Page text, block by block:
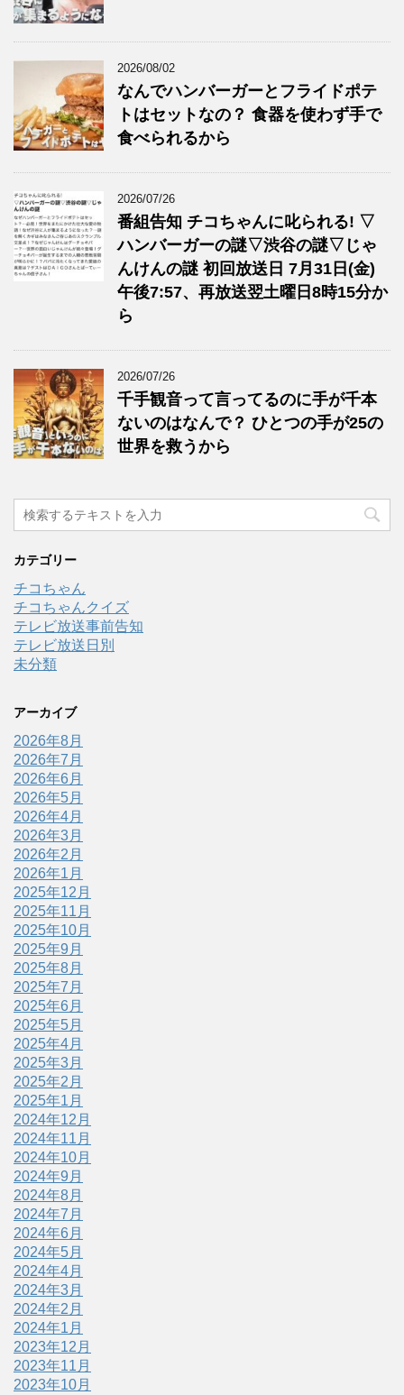
2026/08/02
なんでハンバーガーとフライドポテ
トはセットなの？ 食器を使わず手で
食べられるから
2026/07/26
番組告知 チコちゃんに叱られる! ▽
ハンバーガーの謎▽渋谷の謎▽じゃ
んけんの謎 初回放送日 7月31日(金)
午後7:57、再放送翌土曜日8時15分か
ら
2026/07/26
千手観音って言ってるのに手が千本
ないのはなんで？ ひとつの手が25の
世界を救うから
カテゴリー
チコちゃん
チコちゃんクイズ
テレビ放送事前告知
テレビ放送日別
未分類
アーカイブ
2026年8月
2026年7月
2026年6月
2026年5月
2026年4月
2026年3月
2026年2月
2026年1月
2025年12月
2025年11月
2025年10月
2025年9月
2025年8月
2025年7月
2025年6月
2025年5月
2025年4月
2025年3月
2025年2月
2025年1月
2024年12月
2024年11月
2024年10月
2024年9月
2024年8月
2024年7月
2024年6月
2024年5月
2024年4月
2024年3月
2024年2月
2024年1月
2023年12月
2023年11月
2023年10月